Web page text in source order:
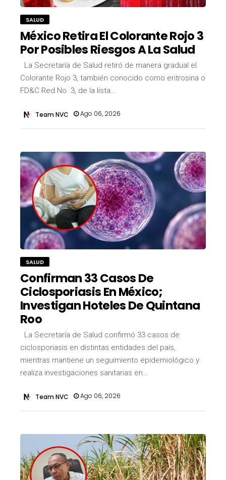
SALUD
México Retira El Colorante Rojo 3
Por Posibles Riesgos A La Salud
La Secretaría de Salud retiró de manera gradual el
Colorante Rojo 3, también conocido como eritrosina o
FD&C Red No. 3, de la lista…
Team NVC Ago 06, 2026
SALUD
Confirman 33 Casos De
Ciclosporiasis En México;
Investigan Hoteles De Quintana
Roo
La Secretaría de Salud confirmó 33 casos de
ciclosporiasis en distintas entidades del país,
mientras mantiene un seguimiento epidemiológico y
realiza investigaciones sanitarias en…
Team NVC Ago 06, 2026